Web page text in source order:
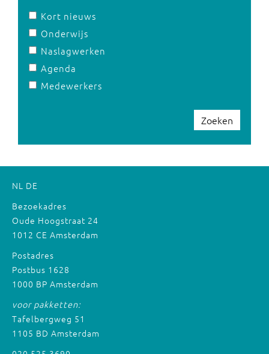
Kort nieuws
Onderwijs
Naslagwerken
Agenda
Medewerkers
Zoeken
NL DE
Bezoekadres
Oude Hoogstraat 24
1012 CE Amsterdam
Postadres
Postbus 1628
1000 BP Amsterdam
voor pakketten:
Tafelbergweg 51
1105 BD Amsterdam